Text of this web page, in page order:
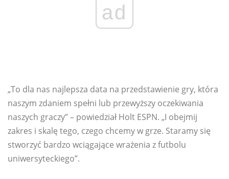
ad
„To dla nas najlepsza data na przedstawienie gry, która
naszym zdaniem spełni lub przewyższy oczekiwania
naszych graczy” – powiedział Holt ESPN. „I obejmij
zakres i skalę tego, czego chcemy w grze. Staramy się
stworzyć bardzo wciągające wrażenia z futbolu
uniwersyteckiego”.